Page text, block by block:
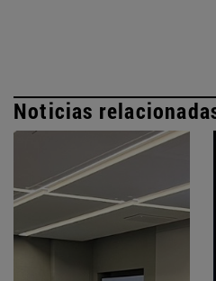
Noticias